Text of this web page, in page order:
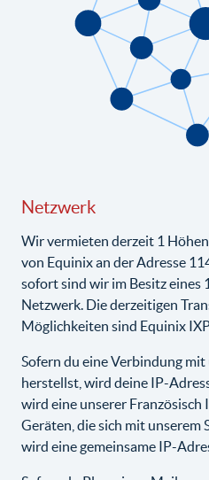
Netzwerk
Wir vermieten derzeit 1
von Equinix an der Adresse
sofort sind wir im Besitz eines
Netzwerk. Die derzeitigen
Möglichkeiten sind Equinix
Sofern du eine Verbindung
herstellst, wird deine IP-
wird eine unserer Französisch
Geräten, die sich mit unserem
wird eine gemeinsame IP-